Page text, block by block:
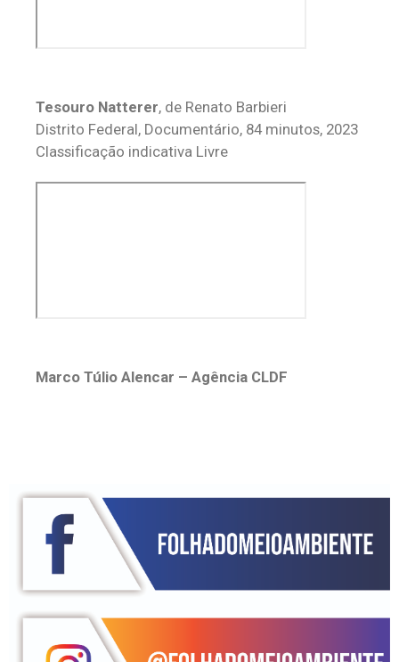
Tesouro Natterer, de Renato Barbieri
Distrito Federal, Documentário, 84 minutos, 2023
Classificação indicativa Livre
Marco Túlio Alencar – Agência CLDF